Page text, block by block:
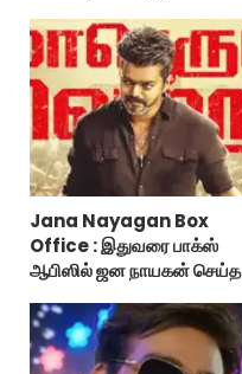
Jana Nayagan Box
Office : இதுவரை பாக்ஸ்
ஆபிஸில் ஜன நாயகன் செய்த